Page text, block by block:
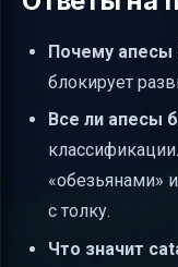
Почему апесы
блокирует
Все ли апесы
«обезьянами»
с толку.
Что значит